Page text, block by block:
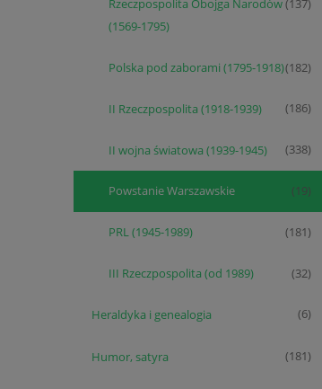
Rzeczpospolita Obojga Narodów
(1569-1795)
(137)
Polska pod zaborami (1795-1918)(182)
II Rzeczpospolita (1918-1939) (186)
II wojna światowa (1939-1945) (338)
Powstanie Warszawskie (19)
PRL (1945-1989) (181)
III Rzeczpospolita (od 1989) (32)
Heraldyka i genealogia (6)
Humor, satyra (181)